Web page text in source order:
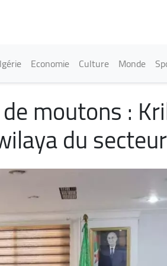
Economie Culture Monde
moutons :
du secteur